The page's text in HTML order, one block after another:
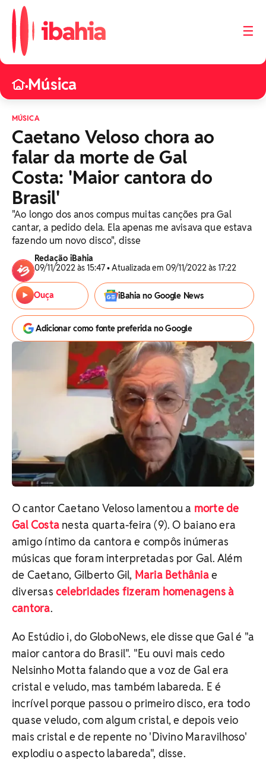
☰
•Música
MÚSICA
Caetano Veloso chora ao
falar da morte de Gal
Costa: 'Maior cantora do
Brasil'
"Ao longo dos anos compus muitas canções pra Gal
cantar, a pedido dela. Ela apenas me avisava que estava
fazendo um novo disco", disse
Redação iBahia
09/11/2022 às 15:47 • Atualizada em 09/11/2022 às 17:22
Ouça iBahia no Google News
Adicionar como fonte preferida no Google
O cantor Caetano Veloso lamentou a morte de
Gal Costanesta quarta-feira (9). O baiano era
amigo íntimo da cantora e compôs inúmeras
músicas que foram interpretadas por Gal. Além
de Caetano, Gilberto Gil, Maria Bethâniae
diversas celebridades fizeram homenagens à
cantora.
Ao Estúdio i, do GloboNews, ele disse que Gal é "a
maior cantora do Brasil". "Eu ouvi mais cedo
Nelsinho Motta falando que a voz de Gal era
cristal e veludo, mas também labareda. E é
incrível porque passou o primeiro disco, era todo
quase veludo, com algum cristal, e depois veio
mais cristal e de repente no 'Divino Maravilhoso'
explodiu o aspecto labareda", disse.